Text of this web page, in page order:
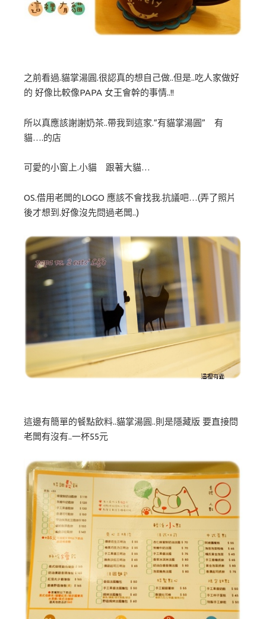
之前看過.貓掌湯圓.很認真的想自己做..但是..吃人家做好
的 好像比較像PAPA 女王會幹的事情..!!
所以真應該謝謝奶茶..帶我到這家.”有貓掌湯圓” 有
貓….的店
可愛的小窗上.小貓 跟著大貓…
OS.借用老闆的LOGO 應該不會找我.抗議吧…(弄了照片
後才想到.好像沒先問過老闆..)
這邊有簡單的餐點飲料..貓掌湯圓..則是隱藏版 要直接問
老闆有沒有..一杯55元